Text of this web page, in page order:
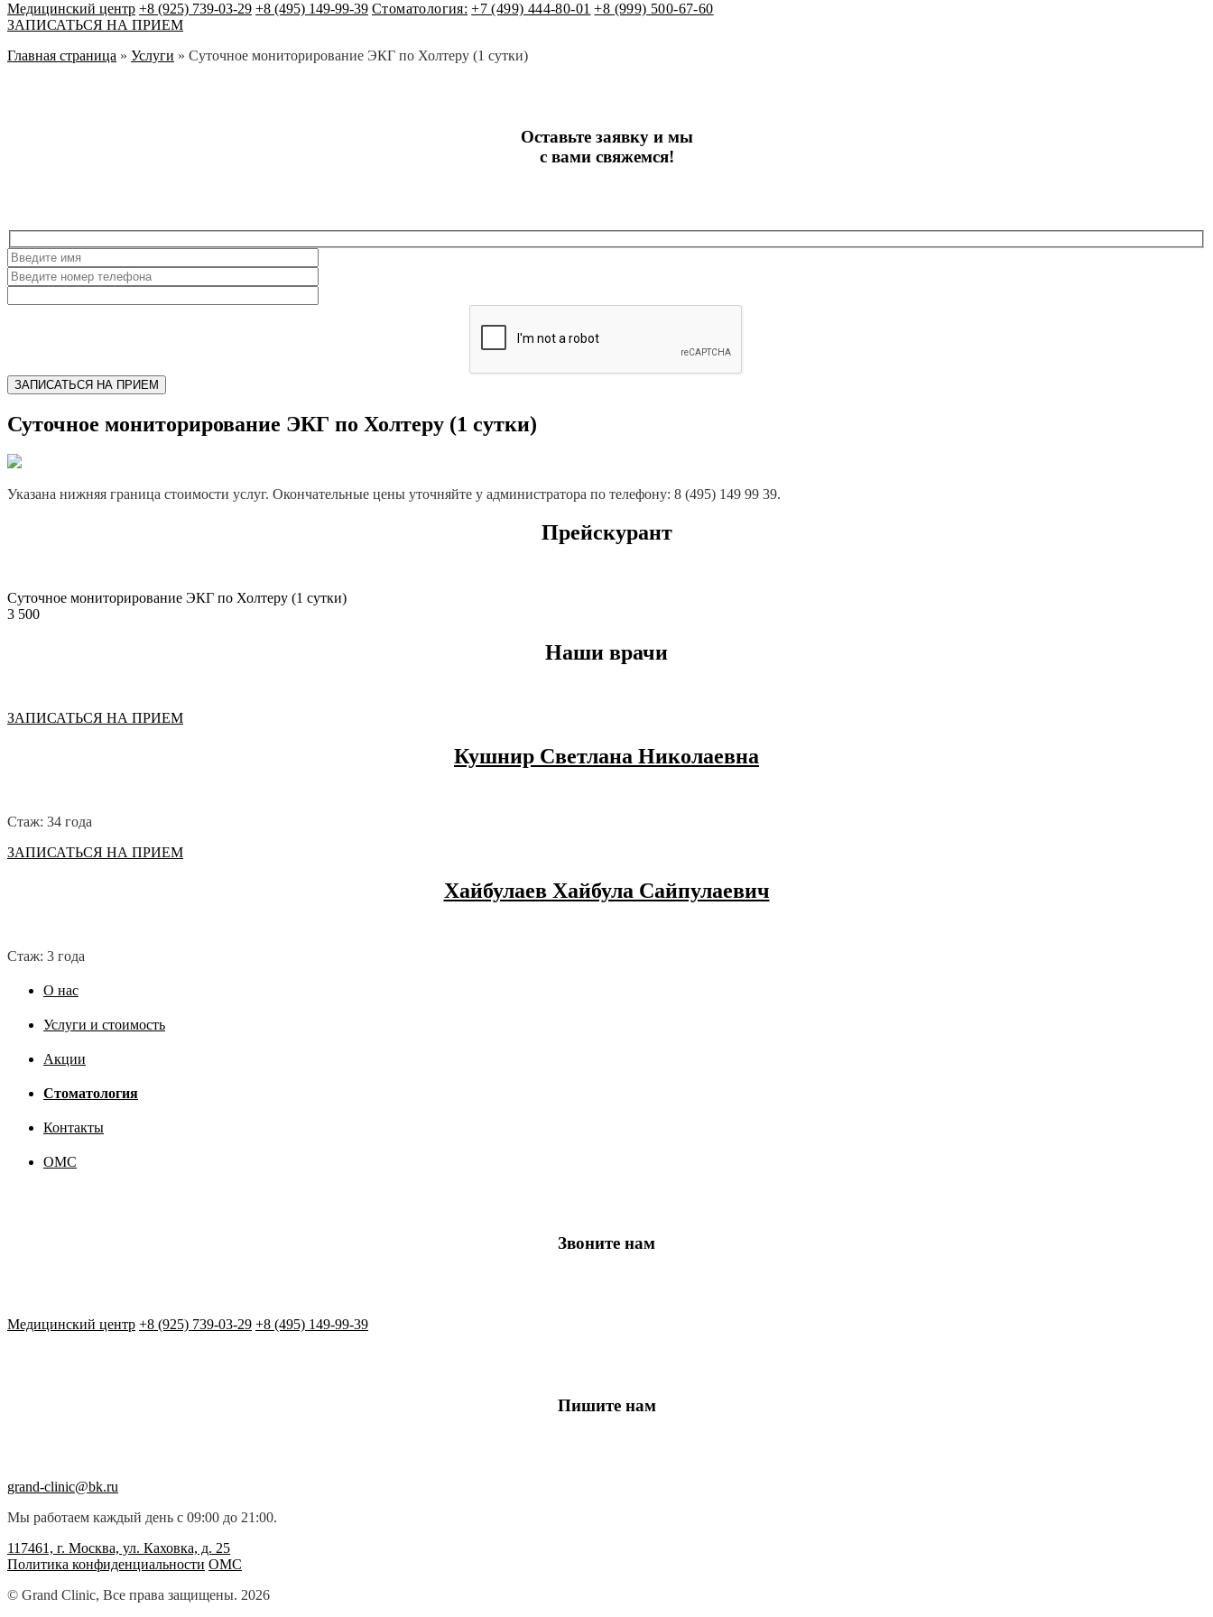
Медицинский центр +8 (925) 739-03-29 +8 (495) 149-99-39 Стоматология: +7 (499) 444-80-01 +8 (999) 500-67-60
ЗАПИСАТЬСЯ НА ПРИЕМ
Главная страница » Услуги » Суточное мониторирование ЭКГ по Холтеру (1 сутки)
Оставьте заявку и мы
с вами свяжемся!
ЗАПИСАТЬСЯ НА ПРИЕМ
Суточное мониторирование ЭКГ по Холтеру (1 сутки)
Указана нижняя граница стоимости услуг. Окончательные цены уточняйте у администратора по телефону: 8 (495) 149 99 39.
Прейскурант
Суточное мониторирование ЭКГ по Холтеру (1 сутки)
3 500
Наши врачи
ЗАПИСАТЬСЯ НА ПРИЕМ
Кушнир Светлана Николаевна
Стаж: 34 года
ЗАПИСАТЬСЯ НА ПРИЕМ
Хайбулаев Хайбула Сайпулаевич
Стаж: 3 года
О нас
Услуги и стоимость
Акции
Стоматология
Контакты
ОМС
Звоните нам
Медицинский центр +8 (925) 739-03-29 +8 (495) 149-99-39
Пишите нам
grand-clinic@bk.ru
Мы работаем каждый день с 09:00 до 21:00.
117461, г. Москва, ул. Каховка, д. 25
Политика конфиденциальности ОМС
© Grand Clinic, Все права защищены. 2026